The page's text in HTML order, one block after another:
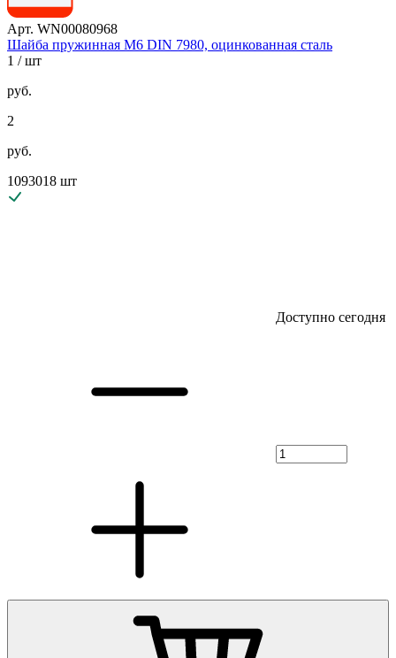
Арт. WN00080968
Шайба пружинная М6 DIN 7980, оцинкованная сталь
1 / шт
руб.
2
руб.
1093018 шт
Доступно сегодня